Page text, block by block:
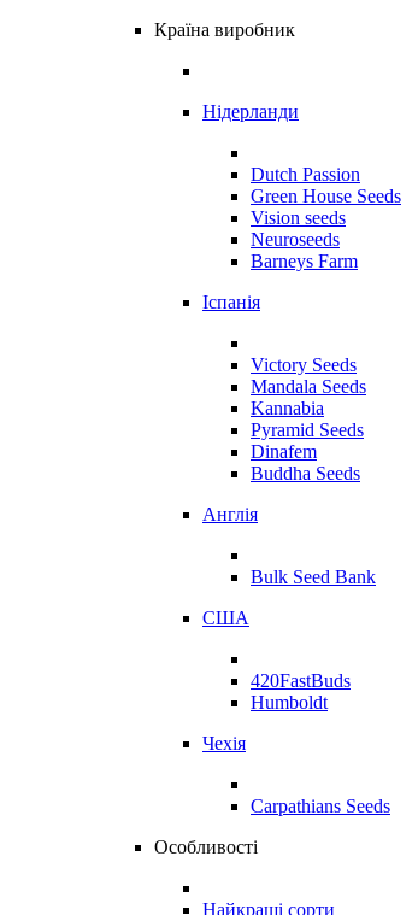
Країна виробник
Нідерланди
Dutch Passion
Green House Seeds
Vision seeds
Neuroseeds
Barneys Farm
Іспанія
Victory Seeds
Mandala Seeds
Kannabia
Pyramid Seeds
Dinafem
Buddha Seeds
Англія
Bulk Seed Bank
США
420FastBuds
Humboldt
Чехія
Carpathians Seeds
Особливості
Найкращі сорти